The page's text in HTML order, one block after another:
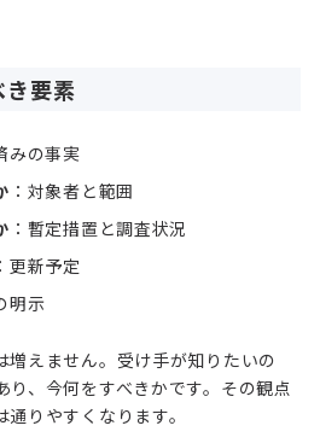
要素
みの事実
：対象者と範囲
：暫定措置と調査状況
：更新予定
明示
増えません。受け手が知りたいの
り、今何をすべきかです。その観点
りやすくなります。